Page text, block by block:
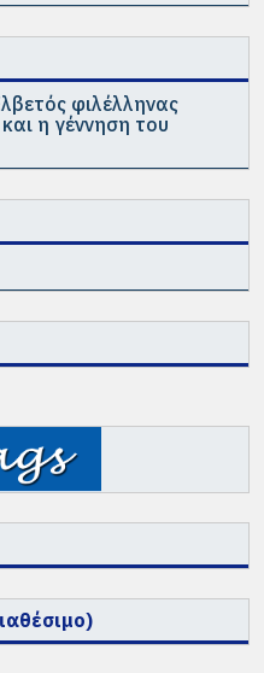
φιλέλληνας
η γέννηση του